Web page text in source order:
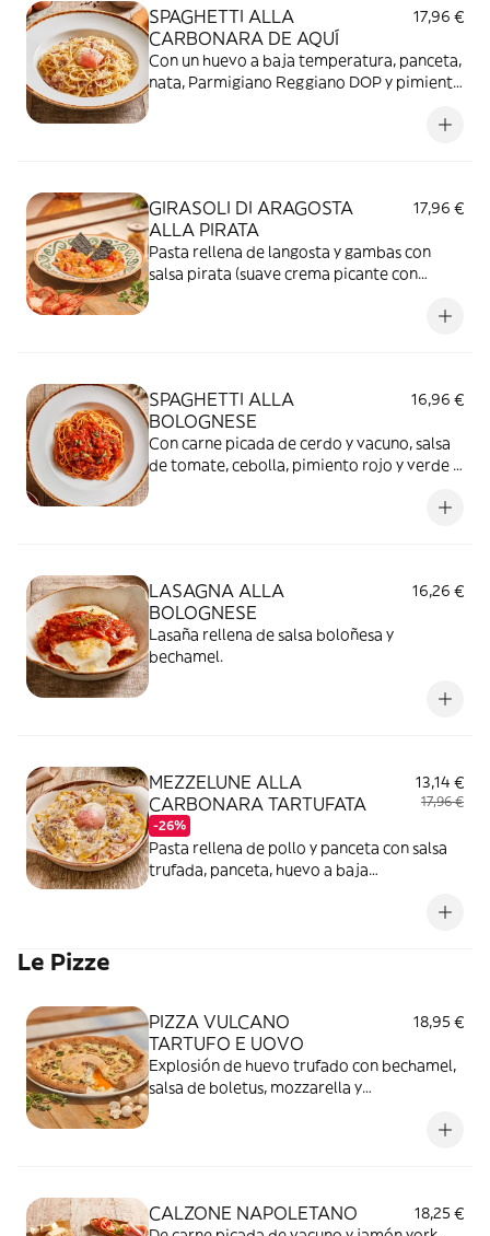
SPAGHETTI ALLA
CARBONARA DE AQUÍ
17,96 €
Con un huevo a baja temperatura, panceta,
nata, Parmigiano Reggiano DOP y pimienta
GIRASOLI DI ARAGOSTA
ALLA PIRATA
17,96 €
Pasta rellena de langosta y gambas con
salsa pirata (suave crema picante con
SPAGHETTI ALLA
BOLOGNESE
16,96 €
Con carne picada de cerdo y vacuno, salsa
de tomate, cebolla, pimiento rojo y verde y
LASAGNA ALLA
BOLOGNESE
16,26 €
Lasaña rellena de salsa boloñesa y
bechamel.
MEZZELUNE ALLA
CARBONARA TARTUFATA
-26%
13,14 €
17,96 €
Pasta rellena de pollo y panceta con salsa
trufada, panceta, huevo a baja
Le Pizze
PIZZA VULCANO
TARTUFO E UOVO
18,95 €
Explosión de huevo trufado con bechamel,
salsa de boletus, mozzarella y
CALZONE NAPOLETANO
18,25 €